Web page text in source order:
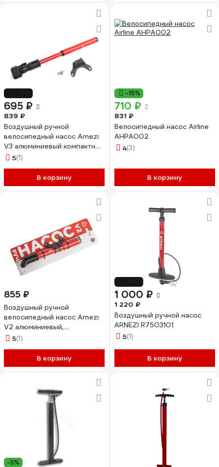
695 ₽
839 ₽
Воздушный ручной
велосипедный насос Arnezi
V3 алюминиевый компактный
корпус R7503133
5(1)
В корзину
-15%
710 ₽
831 ₽
Велосипедный насос Airline
AHPA002
4(3)
В корзину
855 ₽
Воздушный ручной
велосипедный насос Arnezi
V2 алюминиевый,
компактный корпус
5(1)
В корзину
1 000 ₽
1 220 ₽
Воздушный ручной насос
ARNEZI R7503101
5(1)
В корзину
-5%